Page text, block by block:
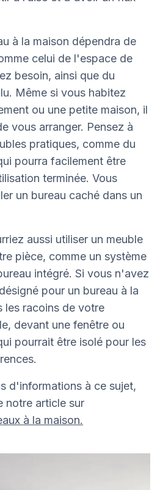
à la maison dépendra de
celui de l'espace de
besoin, ainsi que du
Même si vous habitez
ou une petite maison, il
vous arranger. Pensez à
pratiques, comme du
pourra facilement être
terminée. Vous
un bureau caché dans un
aussi utiliser un meuble
pièce, comme un système
intégré. Si vous n'avez
pour un bureau à la
les racoins de votre
devant une fenêtre ou
pourrait être isolé pour les
d'informations à ce sujet,
notre article sur
à la maison.